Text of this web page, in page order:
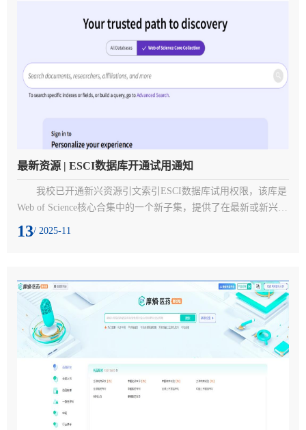
最新资源 | ESCI数据库开通试用通知
我校已开通新兴资源引文索引ESCI数据库试用权限，该库是
Web of Science核心合集中的一个新子集，提供了在最新或新兴研
究领域中学术出版和引证活动的视野，将帮助学者了解科学研究
方式：校网IP范围内三、试用时间：即日起至2025年12月12日
四、使用...
13/ 2025-11